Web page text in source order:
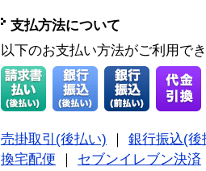
支払方法について
以下のお支払い方法がご利用で
売掛取引(後払い)
銀行振込(後
換宅配便
セブンイレブン決済